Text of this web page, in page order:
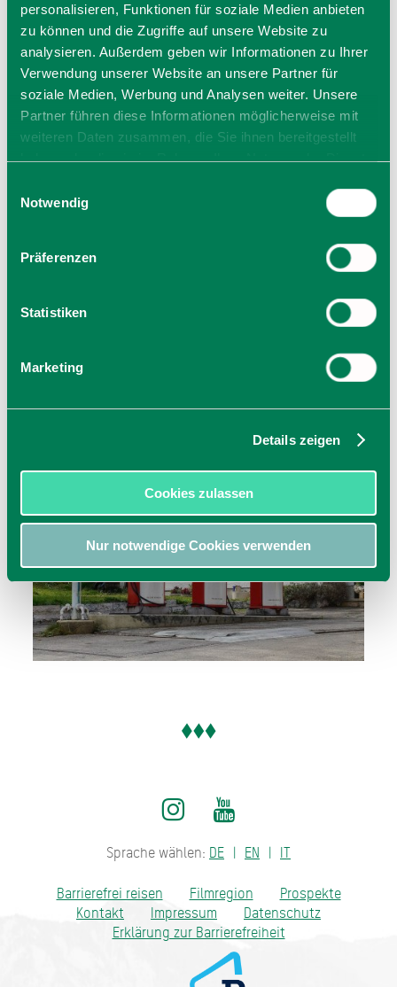
personalisieren, Funktionen für soziale Medien anbieten
zu können und die Zugriffe auf unsere Website zu
analysieren. Außerdem geben wir Informationen zu Ihrer
Verwendung unserer Website an unsere Partner für
soziale Medien, Werbung und Analysen weiter. Unsere
Partner führen diese Informationen möglicherweise mit
weiteren Daten zusammen, die Sie ihnen bereitgestellt
haben oder die sie im Rahmen Ihrer Nutzung der Dienste
Cookies, wenn Sie unsere Webseite weiterhin nutzen.
Notwendig
Präferenzen
Statistiken
Marketing
Details zeigen
Cookies zulassen
Nur notwendige Cookies verwenden
Freie Tankstelle im Stil der 50er Jahre
Freie Tankstelle Gmund Gasse
Gasse 34
83703
Gmund
Tel: +49 8022 3494
Sprache wählen: DE EN IT
Barrierefrei reisen Filmregion
Prospekte
Kontakt
Impressum
Datenschutz
Erklärung zur Barrierefreiheit